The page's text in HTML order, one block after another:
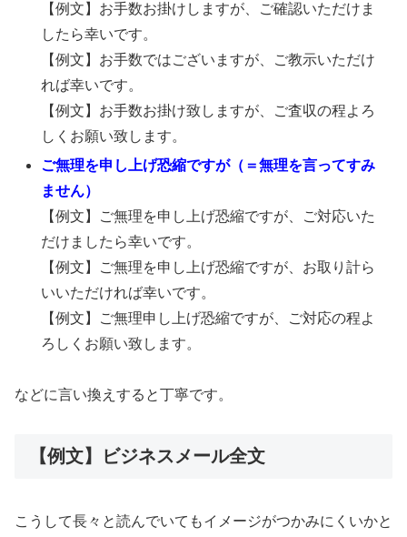
【例文】お手数お掛けしますが、ご確認いただけま
したら幸いです。
【例文】お手数ではございますが、ご教示いただけ
れば幸いです。
【例文】お手数お掛け致しますが、ご査収の程よろ
しくお願い致します。
ご無理を申し上げ恐縮ですが（＝無理を言ってすみ
ません）
【例文】ご無理を申し上げ恐縮ですが、ご対応いた
だけましたら幸いです。
【例文】ご無理を申し上げ恐縮ですが、お取り計ら
いいただければ幸いです。
【例文】ご無理申し上げ恐縮ですが、ご対応の程よ
ろしくお願い致します。
などに言い換えすると丁寧です。
【例文】ビジネスメール全文
こうして長々と読んでいてもイメージがつかみにくいかと